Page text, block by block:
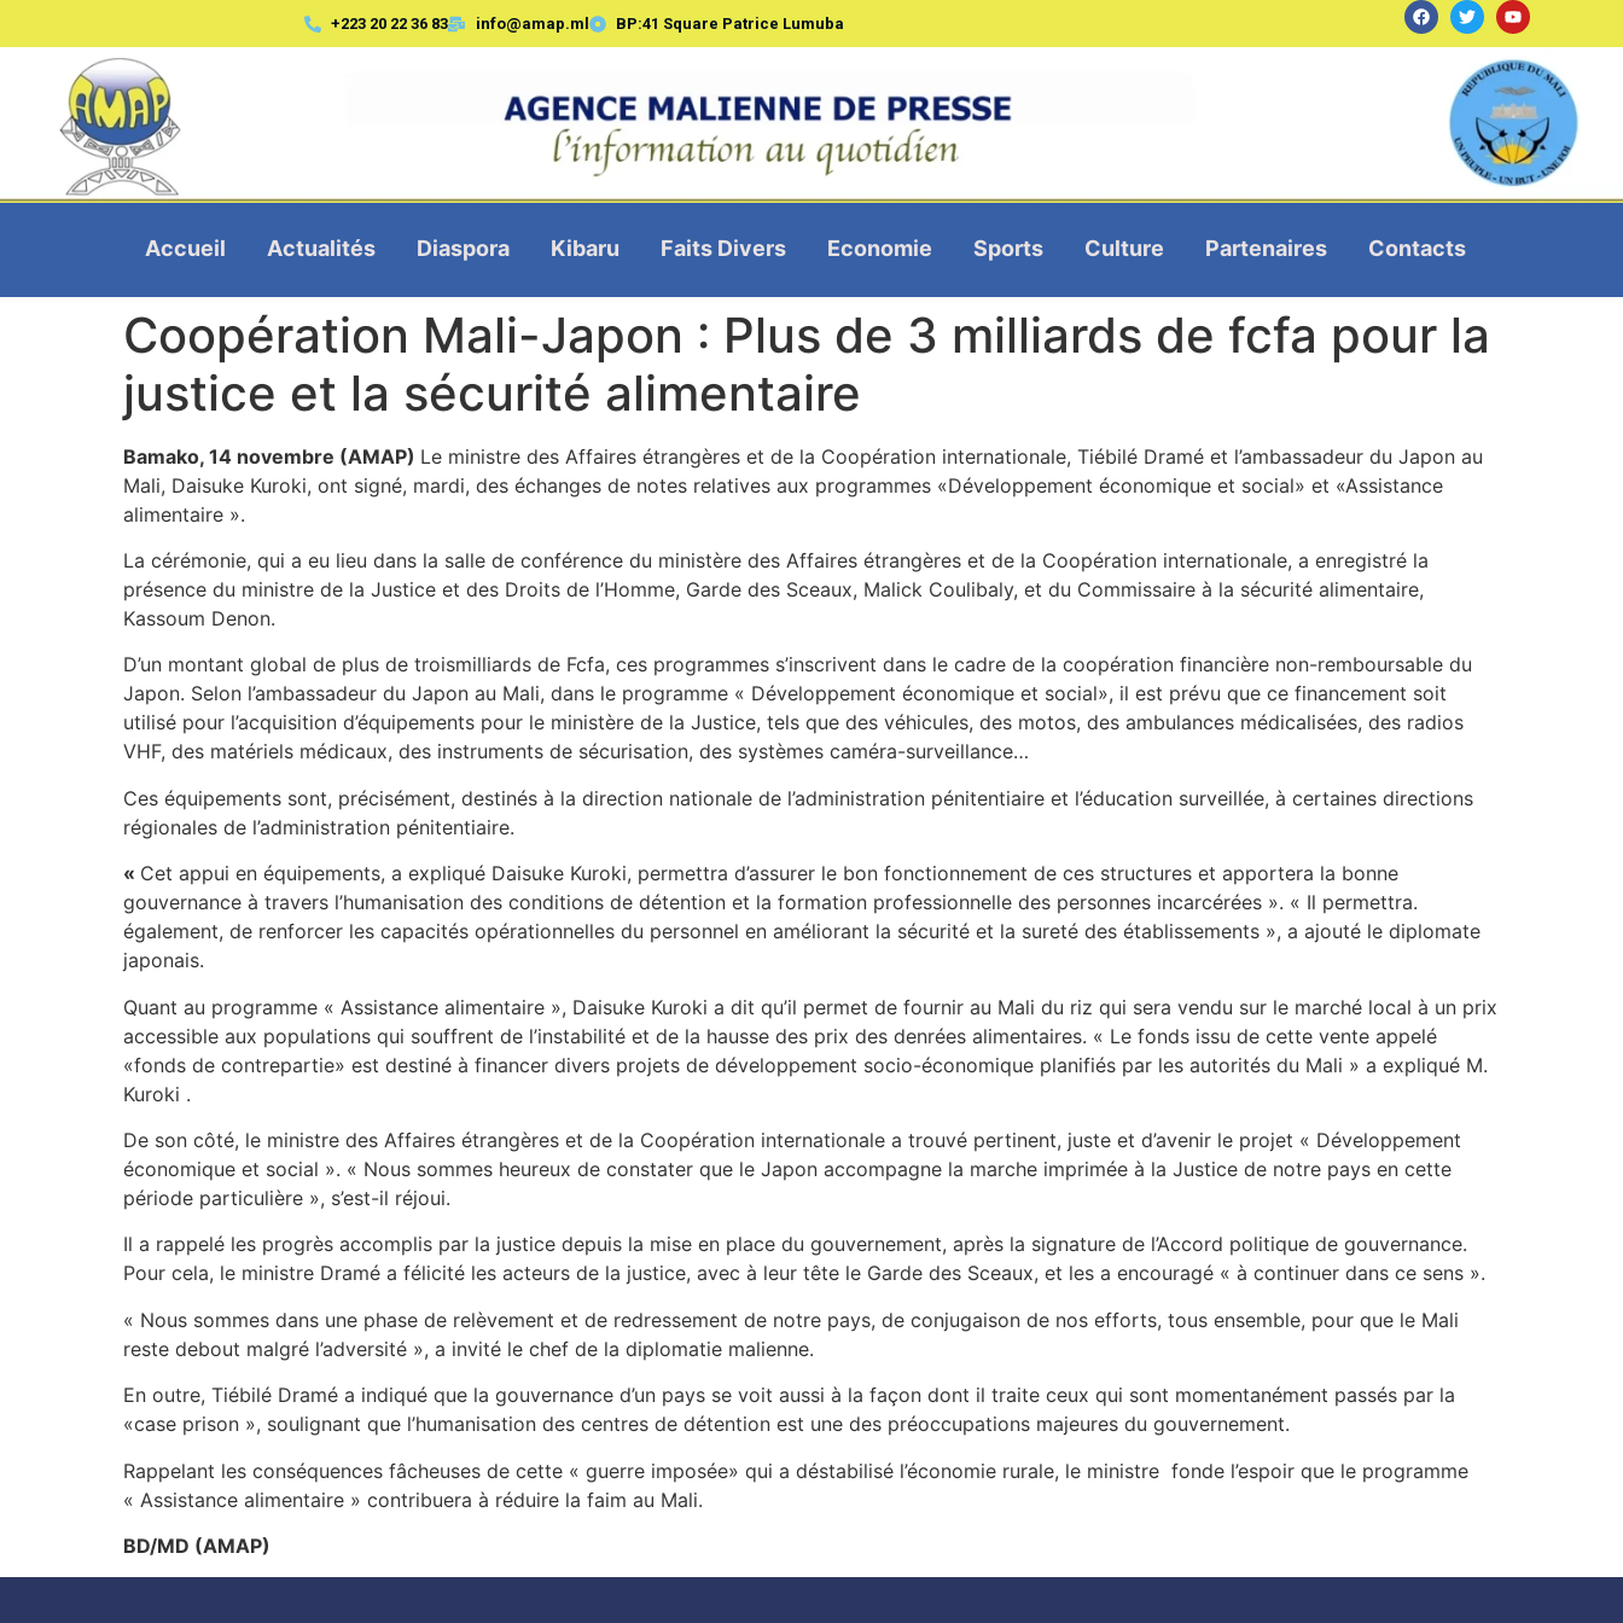
+223 20 22 36 83 info@amap.ml BP:41 Square Patrice Lumuba
Accueil Actualités Diaspora Kibaru Faits Divers Economie Sports Culture Partenaires Contacts
Coopération Mali-Japon : Plus de 3 milliards de fcfa pour la
justice et la sécurité alimentaire
Bamako, 14 novembre (AMAP) Le ministre des Affaires étrangères et de la Coopération internationale, Tiébilé Dramé et l’ambassadeur du Japon au
Mali, Daisuke Kuroki, ont signé, mardi, des échanges de notes relatives aux programmes «Développement économique et social» et «Assistance
alimentaire ».
La cérémonie, qui a eu lieu dans la salle de conférence du ministère des Affaires étrangères et de la Coopération internationale, a enregistré la
présence du ministre de la Justice et des Droits de l’Homme, Garde des Sceaux, Malick Coulibaly, et du Commissaire à la sécurité alimentaire,
Kassoum Denon.
D’un montant global de plus de troismilliards de Fcfa, ces programmes s’inscrivent dans le cadre de la coopération financière non-remboursable du
Japon. Selon l’ambassadeur du Japon au Mali, dans le programme « Développement économique et social», il est prévu que ce financement soit
utilisé pour l’acquisition d’équipements pour le ministère de la Justice, tels que des véhicules, des motos, des ambulances médicalisées, des radios
VHF, des matériels médicaux, des instruments de sécurisation, des systèmes caméra-surveillance…
Ces équipements sont, précisément, destinés à la direction nationale de l’administration pénitentiaire et l’éducation surveillée, à certaines directions
régionales de l’administration pénitentiaire.
« Cet appui en équipements, a expliqué Daisuke Kuroki, permettra d’assurer le bon fonctionnement de ces structures et apportera la bonne
gouvernance à travers l’humanisation des conditions de détention et la formation professionnelle des personnes incarcérées ». « Il permettra.
également, de renforcer les capacités opérationnelles du personnel en améliorant la sécurité et la sureté des établissements », a ajouté le diplomate
japonais.
Quant au programme « Assistance alimentaire », Daisuke Kuroki a dit qu’il permet de fournir au Mali du riz qui sera vendu sur le marché local à un prix
accessible aux populations qui souffrent de l’instabilité et de la hausse des prix des denrées alimentaires. « Le fonds issu de cette vente appelé
«fonds de contrepartie» est destiné à financer divers projets de développement socio-économique planifiés par les autorités du Mali » a expliqué M.
Kuroki .
De son côté, le ministre des Affaires étrangères et de la Coopération internationale a trouvé pertinent, juste et d’avenir le projet « Développement
économique et social ». « Nous sommes heureux de constater que le Japon accompagne la marche imprimée à la Justice de notre pays en cette
période particulière », s’est-il réjoui.
Il a rappelé les progrès accomplis par la justice depuis la mise en place du gouvernement, après la signature de l’Accord politique de gouvernance.
Pour cela, le ministre Dramé a félicité les acteurs de la justice, avec à leur tête le Garde des Sceaux, et les a encouragé « à continuer dans ce sens ».
« Nous sommes dans une phase de relèvement et de redressement de notre pays, de conjugaison de nos efforts, tous ensemble, pour que le Mali
reste debout malgré l’adversité », a invité le chef de la diplomatie malienne.
En outre, Tiébilé Dramé a indiqué que la gouvernance d’un pays se voit aussi à la façon dont il traite ceux qui sont momentanément passés par la
«case prison », soulignant que l’humanisation des centres de détention est une des préoccupations majeures du gouvernement.
Rappelant les conséquences fâcheuses de cette « guerre imposée» qui a déstabilisé l’économie rurale, le ministre fonde l’espoir que le programme
« Assistance alimentaire » contribuera à réduire la faim au Mali.
BD/MD (AMAP)